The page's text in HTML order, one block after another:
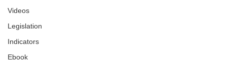
Videos
Legislation
Indicators
Ebook